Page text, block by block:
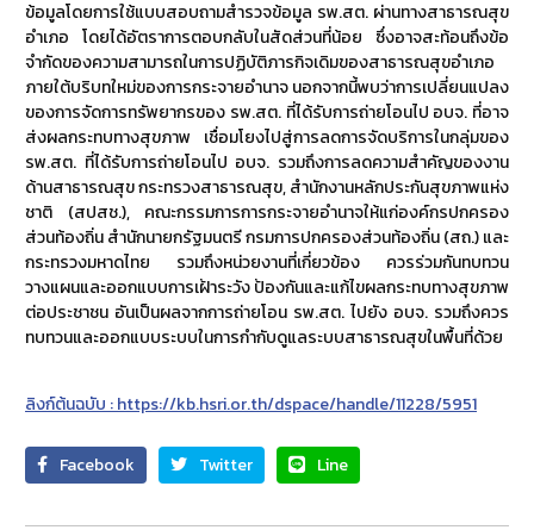
ข้อมูลโดยการใช้แบบสอบถามสำรวจข้อมูล รพ.สต. ผ่านทางสาธารณสุข
อำเภอ โดยได้อัตราการตอบกลับในสัดส่วนที่น้อย ซึ่งอาจสะท้อนถึงข้อ
จำกัดของความสามารถในการปฏิบัติภารกิจเดิมของสาธารณสุขอำเภอ
ภายใต้บริบทใหม่ของการกระจายอำนาจ นอกจากนี้พบว่าการเปลี่ยนแปลง
ของการจัดการทรัพยากรของ รพ.สต. ที่ได้รับการถ่ายโอนไป อบจ. ที่อาจ
ส่งผลกระทบทางสุขภาพ เชื่อมโยงไปสู่การลดการจัดบริการในกลุ่มของ
รพ.สต. ที่ได้รับการถ่ายโอนไป อบจ. รวมถึงการลดความสำคัญของงาน
ด้านสาธารณสุข กระทรวงสาธารณสุข, สำนักงานหลักประกันสุขภาพแห่ง
ชาติ (สปสช.), คณะกรรมการการกระจายอำนาจให้แก่องค์กรปกครอง
ส่วนท้องถิ่น สำนักนายกรัฐมนตรี กรมการปกครองส่วนท้องถิ่น (สถ.) และ
กระทรวงมหาดไทย รวมถึงหน่วยงานที่เกี่ยวข้อง ควรร่วมกันทบทวน
วางแผนและออกแบบการเฝ้าระวัง ป้องกันและแก้ไขผลกระทบทางสุขภาพ
ต่อประชาชน อันเป็นผลจากการถ่ายโอน รพ.สต. ไปยัง อบจ. รวมถึงควร
ทบทวนและออกแบบระบบในการกำกับดูแลระบบสาธารณสุขในพื้นที่ด้วย
ลิงก์ต้นฉบับ : https://kb.hsri.or.th/dspace/handle/11228/5951
Facebook Twitter Line